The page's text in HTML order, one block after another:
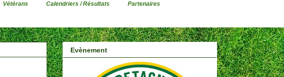
Vétérans Calendriers / Résultats Partenaires
Evènement